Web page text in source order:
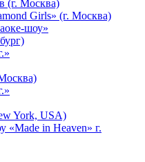
(г. Москва)
Girls» (г. Москва)
шоу»
York, USA)
«Made in Heaven» г.